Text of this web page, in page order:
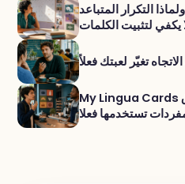
التكرار المتباعد
يكفي لتثبيت الكلمات
تغيّر لعبتك فعلاً
My Lingua Cards مقابل المنافسين: وين الفرق
تستخدمها فعلا